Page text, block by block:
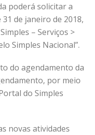
poderá solicitar a
de janeiro de 2018,
– Serviços >
Simples Nacional”.
do agendamento da
por meio
do Simples
novas atividades